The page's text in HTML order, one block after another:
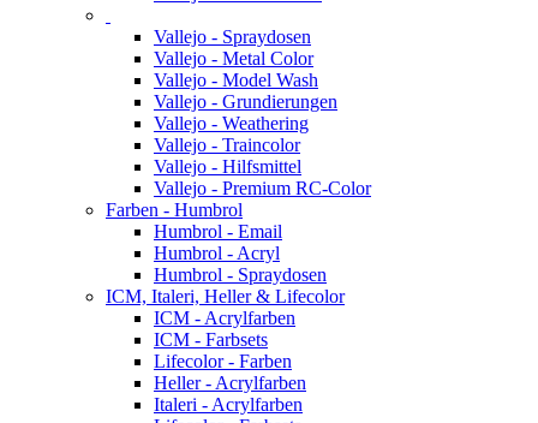
Vallejo - Spraydosen
Vallejo - Metal Color
Vallejo - Model Wash
Vallejo - Grundierungen
Vallejo - Weathering
Vallejo - Traincolor
Vallejo - Hilfsmittel
Vallejo - Premium RC-Color
Farben - Humbrol
Humbrol - Email
Humbrol - Acryl
Humbrol - Spraydosen
ICM, Italeri, Heller & Lifecolor
ICM - Acrylfarben
ICM - Farbsets
Lifecolor - Farben
Heller - Acrylfarben
Italeri - Acrylfarben